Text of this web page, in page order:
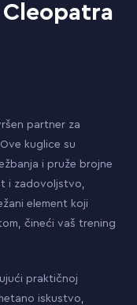
partner za
kuglice su
i pruže brojne
i zadovoljstvo,
element koji
čineći vaš trening
praktičnoj
iskustvo,